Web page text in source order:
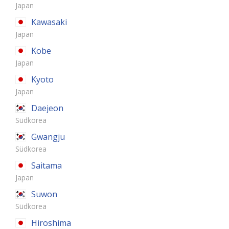
Japan
Kawasaki
Japan
Kobe
Japan
Kyoto
Japan
Daejeon
Südkorea
Gwangju
Südkorea
Saitama
Japan
Suwon
Südkorea
Hiroshima